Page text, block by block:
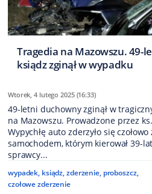
Tragedia na Mazowszu. 49-
ksiądz zginął w wypadku
Wtorek, 4 lutego 2025 (16:33)
49-letni duchowny zginął w
na Mazowszu. Prowadzone przez ks.
Wypychłę auto zderzyło się
samochodem, którym kierował 39-
sprawcy...
wypadek, ksiądz,zderzenie, proboszcz,
czołowe zderzenie